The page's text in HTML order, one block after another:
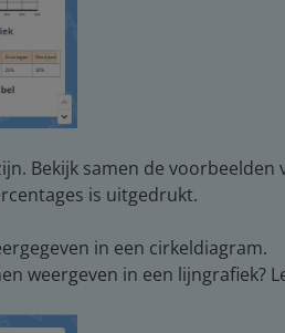
Bekijk samen de
is uitgedrukt.
in een cirkeldiagram.
weergeven in een lijngrafiek?